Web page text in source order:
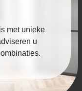
met unieke
u